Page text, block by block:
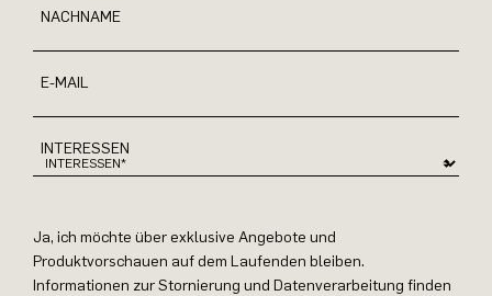
NACHNAME
E-MAIL
INTERESSEN
Ja, ich möchte über exklusive Angebote und
Produktvorschauen auf dem Laufenden bleiben.
Informationen zur Stornierung und Datenverarbeitung finden